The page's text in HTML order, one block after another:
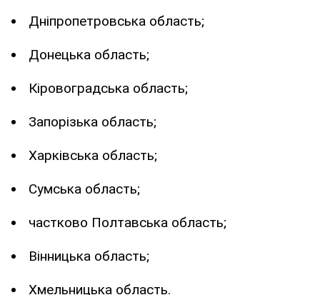
Дніпропетровська область;
Донецька область;
Кіровоградська область;
Запорізька область;
Харківська область;
Сумська область;
частково Полтавська область;
Вінницька область;
Хмельницька область.